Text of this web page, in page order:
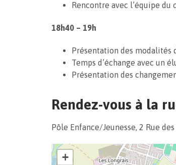
Rencontre avec l’équipe du
18h40 – 19h
Présentation des modalités
Temps d’échange avec un
Présentation des
Rendez-vous à la
Pôle Enfance/Jeunesse, 2 Rue
+